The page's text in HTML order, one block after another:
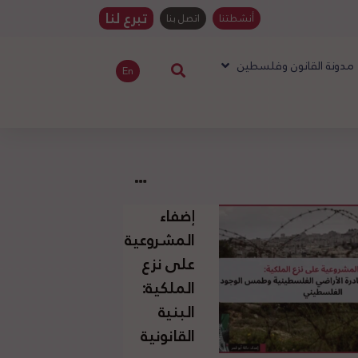
أنشطتنا اتصل بنا تبرع لنا
مدونة القانون وفلسطين En
إضفاء
المشروعية
على نزع
الملكية:
البنية
القانونية